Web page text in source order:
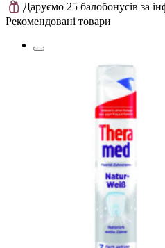
Даруємо 25 балобонусів за
Рекомендовані товари